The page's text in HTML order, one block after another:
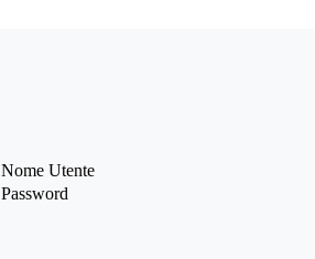
Nome Utente
Password